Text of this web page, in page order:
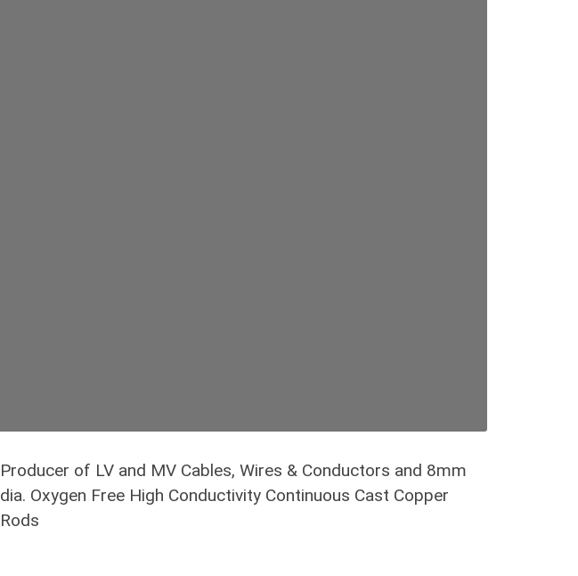
Producer of LV and MV Cables, Wires & Conductors and 8mm
dia. Oxygen Free High Conductivity Continuous Cast Copper
Rods